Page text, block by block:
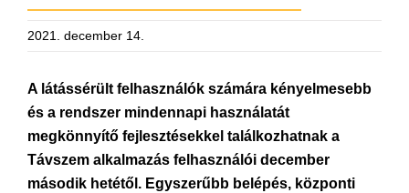
2021. december 14.
A látássérült felhasználók számára kényelmesebb
és a rendszer mindennapi használatát
megkönnyítő fejlesztésekkel találkozhatnak a
Távszem alkalmazás felhasználói december
második hetétől. Egyszerűbb belépés, központi